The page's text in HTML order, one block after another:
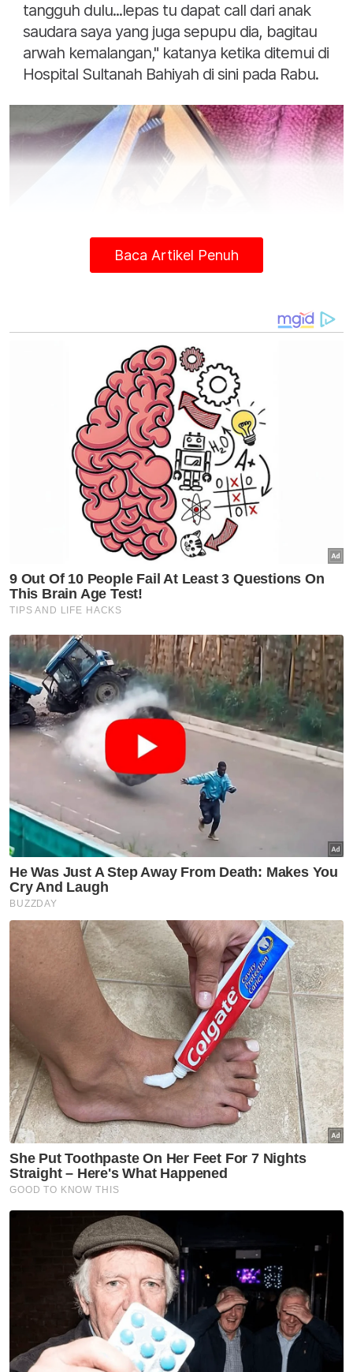
tangguh dulu...lepas tu dapat call dari anak
saudara saya yang juga sepupu dia, bagitau
arwah kemalangan," katanya ketika ditemui di
Hospital Sultanah Bahiyah di sini pada Rabu.
Nor Fariza bagaimanapun terkejut kerana
semasa dalam kejadian balik ke Perlis,
mendapat panggilan telefon sekali lagi
bahawa arwah yang dipelihara sejak kecil
sudah meninggal dunia.
Berhubung kejadian yang menimpa
Muhammad Firdaus yang dilanggar sebuah
kenderaan peronda polis, Nor Fariza
menjelaskan, pihak keluarga akan menuntut
"Insya-ALLAH saya akan ambil tindakan
tuntut keadilan untuk arwah," katanya.
Artikel Berkaitan:
Penunggang motosikal maut dirempuh pikap polis
Jelasnya, arwah seorang cucu kesayangan
yang baik dan sentiasa peka terhadap
keperluan dan kebajikan datuk dan
neneknya.
Dalam insiden kira-kira jam 10.20 malam,
Muhammad Firdaus Aiman dilaporkan
meninggal dunia di tempat kejadian dan
seorang lagi penunggang motosikal, Aliff
Noorhakim Alijesree, 25, dilaporkan cedera di
muka.
Ketua Polis Daerah Kangar, Asisten
Komisioner Yusharifuddin Mohd Yusop
berkata, siasatan mendapati, kemalangan
dipercayai berlaku ketika kenderaan pikap
polis dikatakan merempuh mangsa ketika
melalui jalan terbabit.
Baca Artikel Penuh